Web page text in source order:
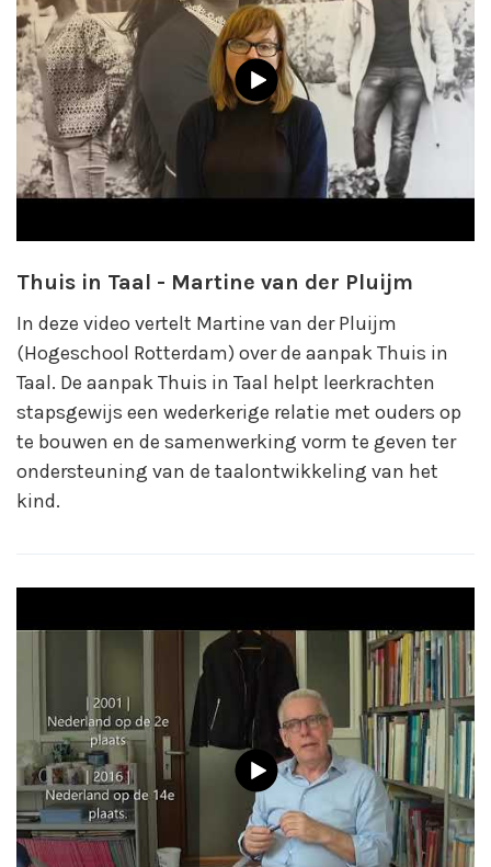
Thuis in Taal - Martine van der Pluijm
In deze video vertelt Martine van der Pluijm
(Hogeschool Rotterdam) over de aanpak Thuis in
Taal. De aanpak Thuis in Taal helpt leerkrachten
stapsgewijs een wederkerige relatie met ouders op
te bouwen en de samenwerking vorm te geven ter
ondersteuning van de taalontwikkeling van het
kind.